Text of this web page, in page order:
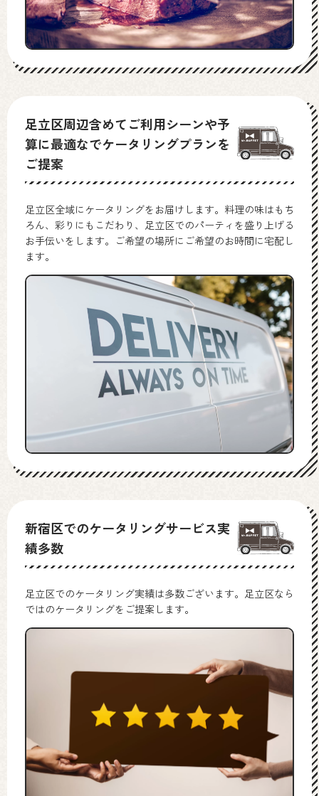
足立区周辺含めてご利用シーンや予
算に最適なでケータリングプランを
ご提案
足立区全域にケータリングをお届けします。料理の味はもち
ろん、彩りにもこだわり、足立区でのパーティを盛り上げる
お手伝いをします。ご希望の場所にご希望のお時間に宅配し
ます。
新宿区でのケータリングサービス実
績多数
足立区でのケータリング実績は多数ございます。足立区なら
ではのケータリングをご提案します。